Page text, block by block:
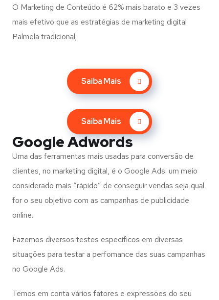
O Marketing de Conteúdo é 62% mais barato e 3 vezes
mais efetivo que as estratégias de marketing digital
Palmela tradicional;
Saiba Mais
Saiba Mais
Google Adwords
Uma das ferramentas mais usadas para conversão de
clientes, no marketing digital, é o Google Ads: um meio
considerado mais “rápido” de conseguir vendas seja qual
for o seu objetivo com as campanhas de publicidade
online.
Fazemos diversos testes específicos em diversas
situações para testar a perfomance das suas campanhas
no Google Ads.
Temos em conta vários fatores e expressões do seu